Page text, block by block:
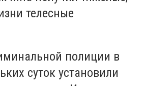
телесные
полиции в
суток установили